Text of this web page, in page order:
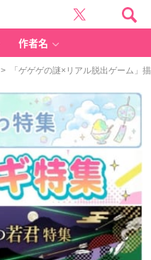
作者名
> 「ゲゲゲの謎×リアル脱出ゲーム」